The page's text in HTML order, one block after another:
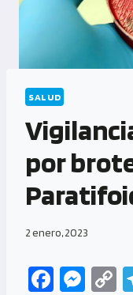
SALUD
por
2 enero, 2023
Fa M
C